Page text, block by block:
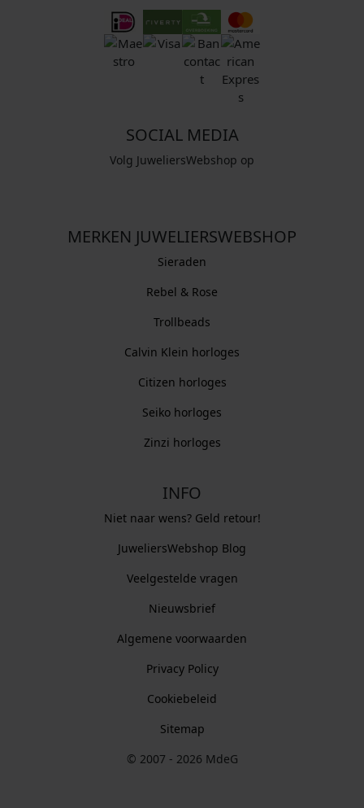
SOCIAL MEDIA
Volg JuweliersWebshop op
MERKEN JUWELIERSWEBSHOP
Sieraden
Rebel & Rose
Trollbeads
Calvin Klein horloges
Citizen horloges
Seiko horloges
Zinzi horloges
INFO
Niet naar wens? Geld retour!
JuweliersWebshop Blog
Veelgestelde vragen
Nieuwsbrief
Algemene voorwaarden
Privacy Policy
Cookiebeleid
Sitemap
© 2007 - 2026 MdeG